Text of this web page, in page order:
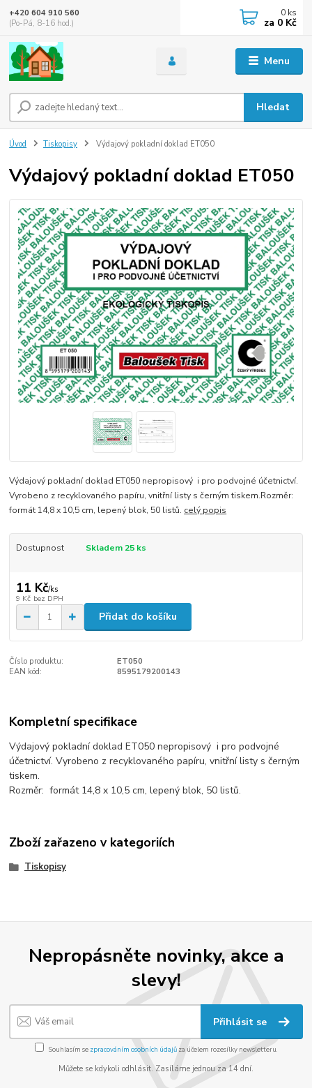
Menu
Hledat
+420 604 910 560
(Po-Pá, 8-16 hod.)
0 ks
za 0 Kč
Úvod Tiskopisy Výdajový pokladní doklad ET050
Výdajový pokladní doklad ET050
Výdajový pokladní doklad ET050 nepropisový i pro podvojné účetnictví.
Vyrobeno z recyklovaného papíru, vnitřní listy s černým tiskem.Rozměr:
formát 14,8 x 10,5 cm, lepený blok, 50 listů. celý popis
Dostupnost Skladem 25 ks
11 Kč/ks
9 Kč bez DPH
Přidat do košíku
Číslo produktu:
ET050
EAN kód:
8595179200143
Kompletní specifikace
Výdajový pokladní doklad ET050 nepropisový i pro podvojné
účetnictví. Vyrobeno z recyklovaného papíru, vnitřní listy s černým
tiskem.
Rozměr: formát 14,8 x 10,5 cm, lepený blok, 50 listů.
Zboží zařazeno v kategoriích
Tiskopisy
Nepropásněte novinky, akce a
slevy!
Přihlásit se
Souhlasím se zpracováním osobních údajůza účelem rozesílky newsletteru.
Můžete se kdykoli odhlásit. Zasíláme jednou za 14 dní.